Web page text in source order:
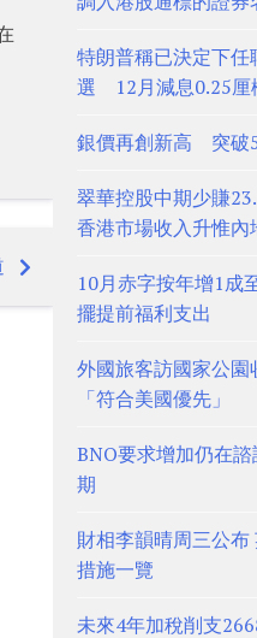
特朗普稱已決定下任
選 12月減息0.25厘
銀價再創新高 突破
翠華控股中期少賺
香港市場收入升惟內
10月赤字按年增1成
擺提前福利支出
外國旅客訪國家公園
「符合美國優先」
BNO要求增加仍在
期
財相李韻晴周三公布
措施一覽
未來4年加稅削支